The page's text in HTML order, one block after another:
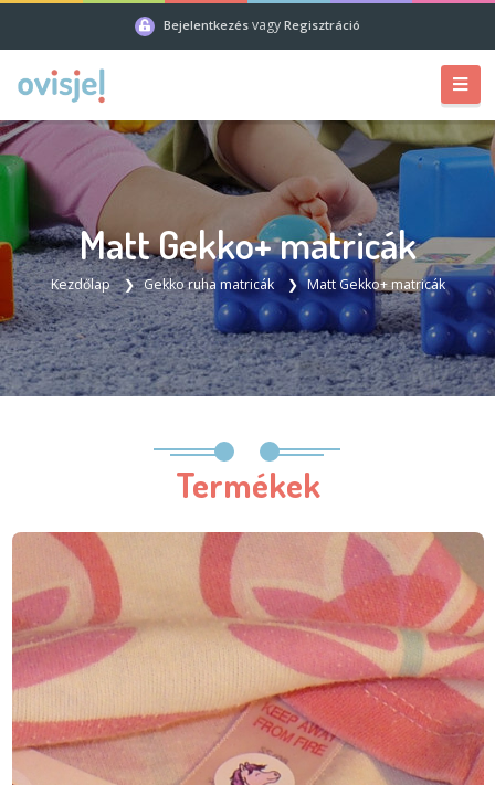
Bejelentkezés vagy Regisztráció
Matt Gekko+ matricák
Kezdőlap Gekko ruha matricák Matt Gekko+ matricák
Termékek